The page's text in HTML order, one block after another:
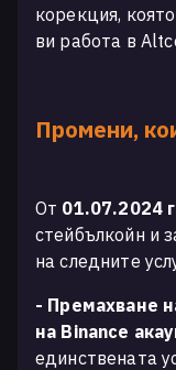
корекция,
ви работа в
Промени,
От 01.07.2024
стейбълкойн и
на следните
- Премахване
на Binance
единствената